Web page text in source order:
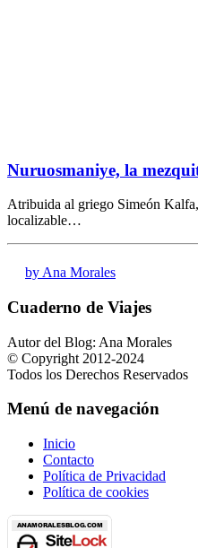
Nuruosmaniye, la
Atribuida al griego Simeón
localizable…
by Ana Morales
Cuaderno de Viajes
Autor del Blog: Ana Morales
© Copyright 2012-2024
Todos los Derechos Reservados
Menú de navegación
Inicio
Contacto
Política de Privacidad
Política de cookies